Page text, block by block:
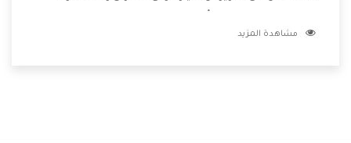
وتقدم للعملاء أقوى العروض والخصومات التى تسهل على
مشاهدة المزيد